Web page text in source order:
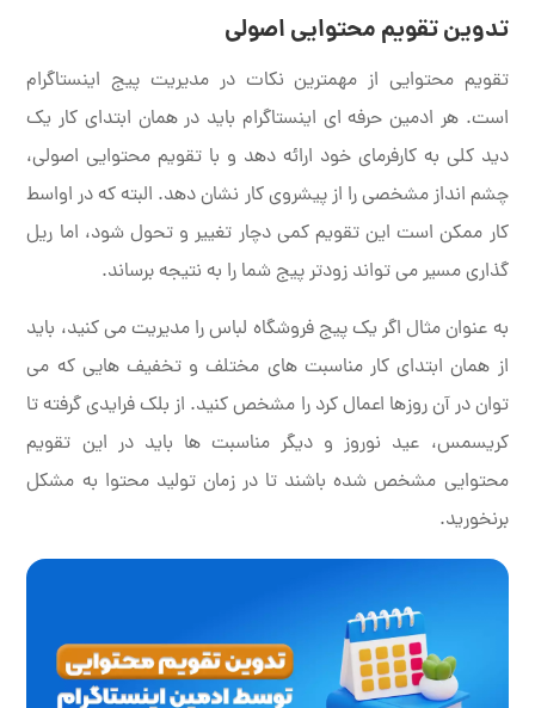
تدوین تقویم محتوایی اصولی
تقویم محتوایی از مهمترین نکات در مدیریت پیج اینستاگرام
است. هر ادمین حرفه ای اینستاگرام باید در همان ابتدای کار یک
دید کلی به کارفرمای خود ارائه دهد و با تقویم محتوایی اصولی،
چشم انداز مشخصی را از پیشروی کار نشان دهد. البته که در اواسط
کار ممکن است این تقویم کمی دچار تغییر و تحول شود، اما ریل
گذاری مسیر می تواند زودتر پیج شما را به نتیجه برساند.
به عنوان مثال اگر یک پیج فروشگاه لباس را مدیریت می کنید، باید
از همان ابتدای کار مناسبت های مختلف و تخفیف هایی که می
توان در آن روزها اعمال کرد را مشخص کنید. از بلک فرایدی گرفته تا
کریسمس، عید نوروز و دیگر مناسبت ها باید در این تقویم
محتوایی مشخص شده باشند تا در زمان تولید محتوا به مشکل
برنخورید.